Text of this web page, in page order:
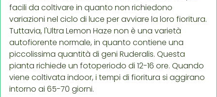
facili da coltivare in quanto non richiedono
variazioni nel ciclo di luce per avviare la loro fioritura.
Tuttavia, l'Ultra Lemon Haze non è una varietà
autofiorente normale, in quanto contiene una
piccolissima quantità di geni Ruderalis. Questa
pianta richiede un fotoperiodo di 12-16 ore. Quando
viene coltivata indoor, i tempi di fioritura si aggirano
intorno ai 65-70 giorni.